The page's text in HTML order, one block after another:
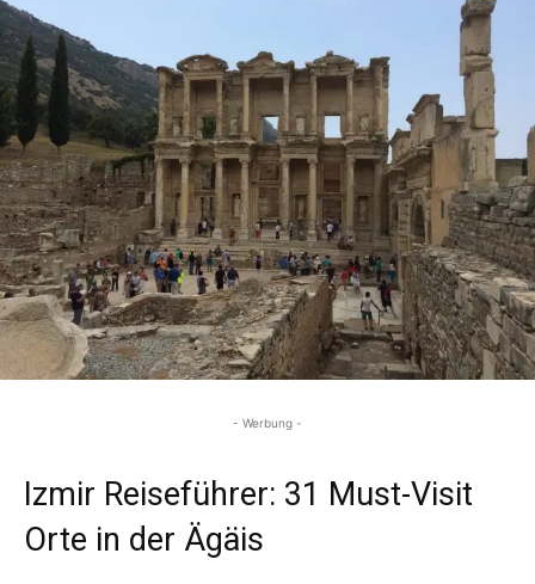
- Werbung -
Izmir Reiseführer: 31 Must-Visit
Orte in der Ägäis